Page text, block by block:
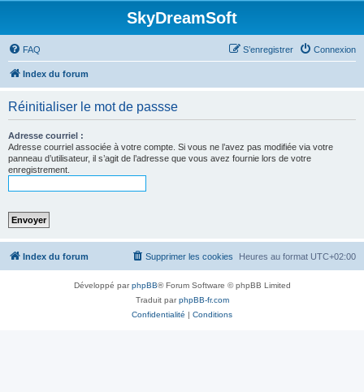
SkyDreamSoft
FAQ Connexion
S’enregistrer
Index du forum
Réinitialiser le mot de passse
Adresse courriel :
Adresse courriel associée à votre compte. Si vous ne l’avez pas modifiée via votre
panneau d’utilisateur, il s’agit de l’adresse que vous avez fournie lors de votre
enregistrement.
Index du forum Heures au format UTC+02:00
Supprimer les cookies
Développé parphpBB® Forum Software © phpBB Limited
Traduit parphpBB-fr.com
Confidentialité | Conditions